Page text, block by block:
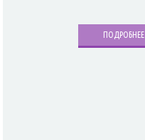
ПОДРОБНЕЕ